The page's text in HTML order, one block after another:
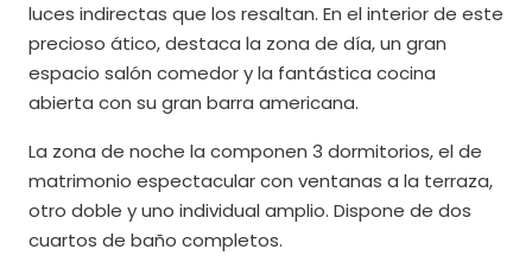
luces indirectas que los resaltan. En el interior de este
precioso ático, destaca la zona de día, un gran
espacio salón comedor y la fantástica cocina
abierta con su gran barra americana.
La zona de noche la componen 3 dormitorios, el de
matrimonio espectacular con ventanas a la terraza,
otro doble y uno individual amplio. Dispone de dos
cuartos de baño completos.